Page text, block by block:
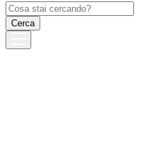
Ricerca
per: